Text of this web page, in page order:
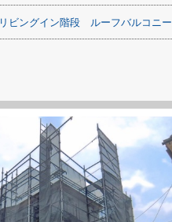
リビングイン階段 ルーフバルコニー